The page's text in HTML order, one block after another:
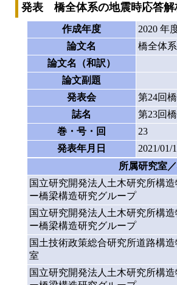
発表 橋全体系の地震時応答解
作成年度
2020 年
論文名
橋全体
論文名（和訳）
論文副題
発表会
第24回
誌名
第23回
巻・号・回
23
発表年月日
2021/01/
所属研究室
国立研究開発法人土木研究所構
ー橋梁構造研究グループ
国立研究開発法人土木研究所構
ー橋梁構造研究グループ
国土技術政策総合研究所道路構
室
国立研究開発法人土木研究所構